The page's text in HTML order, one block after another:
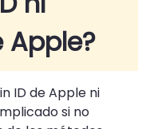
ID de Apple ni
si no